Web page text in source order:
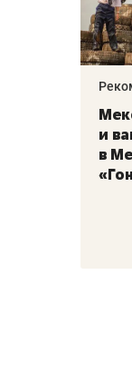
и
в